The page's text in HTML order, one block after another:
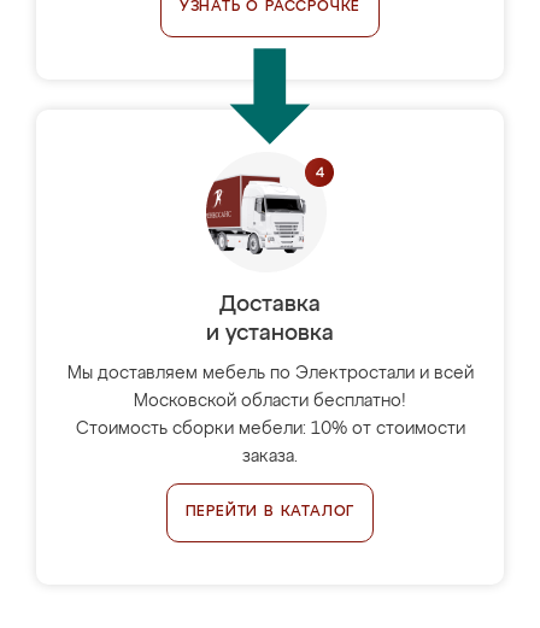
УЗНАТЬ О РАССРОЧКЕ
Доставка
и установка
Мы доставляем мебель по Электростали и всей
Московской области бесплатно!
Стоимость сборки мебели: 10% от стоимости
заказа.
ПЕРЕЙТИ В КАТАЛОГ